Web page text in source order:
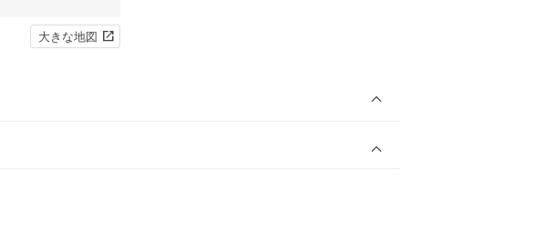
大きな地図